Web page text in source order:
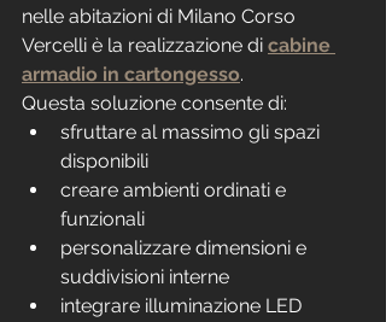
nelle abitazioni di Milano Corso
Vercelli è la realizzazione di cabine
armadio in cartongesso.
Questa soluzione consente di:
sfruttare al massimo gli spazi
disponibili
creare ambienti ordinati e
funzionali
personalizzare dimensioni e
suddivisioni interne
integrare illuminazione LED